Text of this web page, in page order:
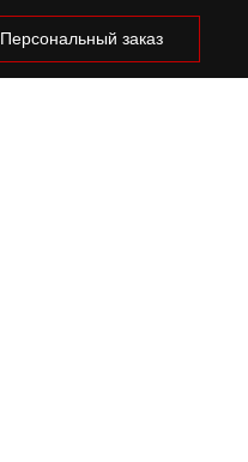
Персональный заказ